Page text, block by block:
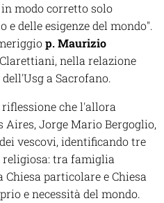
modo corretto solo
e delle esigenze del mondo".
p. Maurizio
nella relazione
a Sacrofano.
che l'allora
Aires, Jorge Mario Bergoglio,
vescovi, identificando tre
tra famiglia
particolare e Chiesa
e necessità del mondo.